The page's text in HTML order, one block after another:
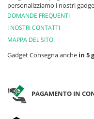
personalizziamo i nostri
DOMANDE FREQUENTI
I NOSTRI CONTATTI
MAPPA DEL SITO
Gadget Consegna anche in 5
PAGAMENTO IN